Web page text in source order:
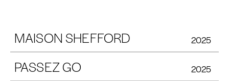
MAISON SHEFFORD 2025
PASSEZ GO 2025